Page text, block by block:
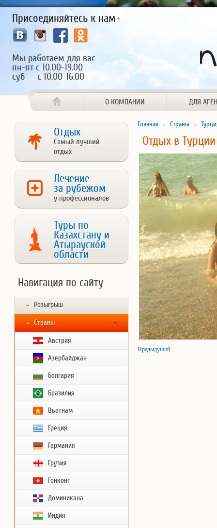
<
Присоединяйтесь к нам
Мы работаем для вас
пн-пт с 10.00-19.00
суб с 10.00-16.00
О КОМПАНИИ ДЛЯ
Отдых
Самый лучший
отдых
Лечение
за рубежом
у профессионалов
Туры по
Казахстану и
Атырауской
области
Навигация по сайту
Розыгрыш
Страны
Австрия
Азербайджан
Болгария
Бразилия
Вьетнам
Греция
Германия
Грузия
Гонконг
Доминикана
Индия
Главная Страны
Отдых в
Предыдущий